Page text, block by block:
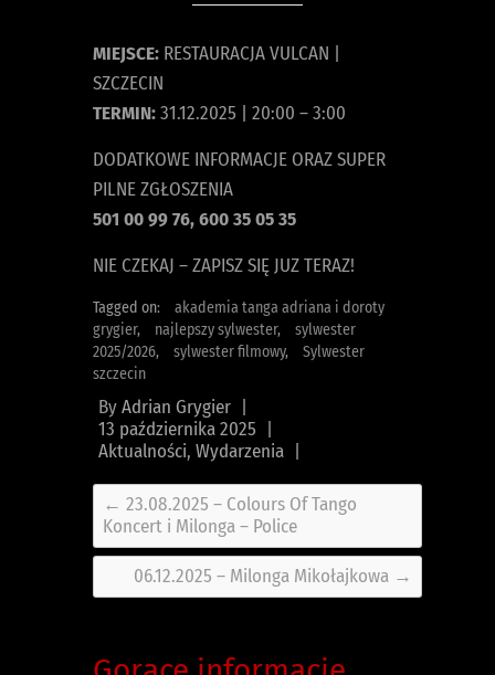
MIEJSCE: RESTAURACJA VULCAN |
SZCZECIN
TERMIN:31.12.2025 | 20:00 – 3:00
DODATKOWE INFORMACJE ORAZ SUPER
PILNE ZGŁOSZENIA
501 00 99 76, 600 35 05 35
NIE CZEKAJ – ZAPISZ SIĘ JUZ TERAZ!
Tagged on:
akademia tanga adriana i doroty
grygier, najlepszy sylwester,
sylwester
2025/2026, sylwester filmowy,
Sylwester
szczecin
ByAdrian Grygier
13 października 2025
Aktualności, Wydarzenia
← 23.08.2025 – Colours Of Tango
Koncert i Milonga – Police
06.12.2025 – Milonga Mikołajkowa →